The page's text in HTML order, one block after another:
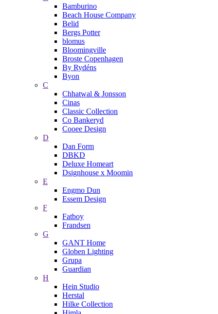
Bamburino
Beach House Company
Belid
Bergs Potter
blomus
Bloomingville
Broste Copenhagen
By Rydéns
Byon
C
Chhatwal & Jonsson
Cinas
Classic Collection
Co Bankeryd
Cooee Design
D
Dan Form
DBKD
Deluxe Homeart
Dsignhouse x Moomin
E
Engmo Dun
Essem Design
F
Fatboy
Frandsen
G
GANT Home
Globen Lighting
Grupa
Guardian
H
Hein Studio
Herstal
Hilke Collection